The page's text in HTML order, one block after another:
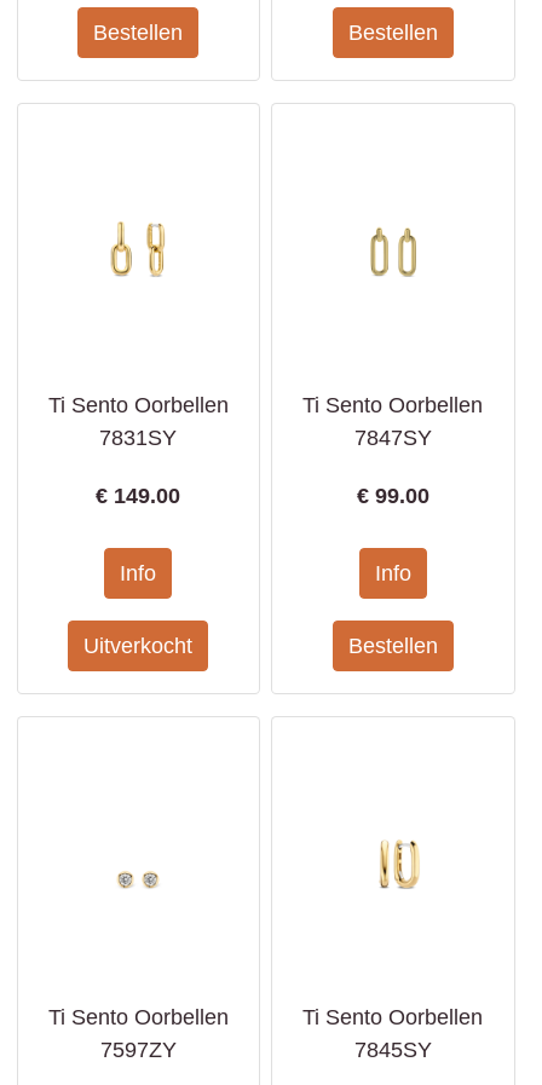
Ti Sento Oorbellen
7831SY
€ 149.00
Ti Sento Oorbellen
7847SY
€ 99.00
Ti Sento Oorbellen
7597ZY
Ti Sento Oorbellen
7845SY